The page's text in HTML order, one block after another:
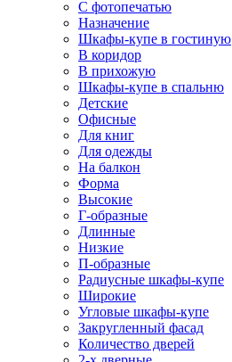
С фотопечатью
Назначение
Шкафы-купе в гостиную
В коридор
В прихожую
Шкафы-купе в спальню
Детские
Офисные
Для книг
Для одежды
На балкон
Форма
Высокие
Г-образные
Длинные
Низкие
П-образные
Радиусные шкафы-купе
Широкие
Угловые шкафы-купе
Закругленный фасад
Количество дверей